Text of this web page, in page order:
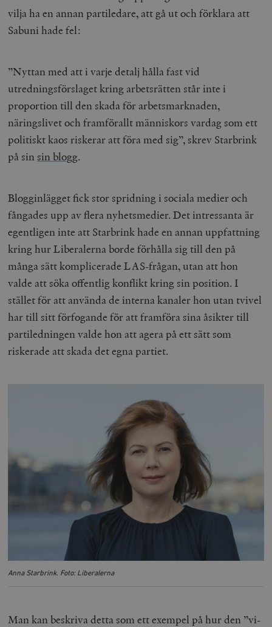
vilja ha en annan partiledare, att gå ut och förklara att
Sabuni hade fel:
”Nyttan med att i varje detalj hålla fast vid
utredningsförslaget kring arbetsrätten står inte i
proportion till den skada för arbetsmarknaden,
näringslivet och framförallt människors vardag som ett
politiskt kaos riskerar att föra med sig”, skrev Starbrink
på sin sin blogg.
Blogginlägget fick stor spridning i sociala medier och
fångades upp av flera nyhetsmedier. Det intressanta är
egentligen inte att Starbrink hade en annan uppfattning
kring hur Liberalerna borde förhålla sig till den på
många sätt komplicerade LAS-frågan, utan att hon
valde att söka offentlig konflikt kring sin position. I
stället för att använda de interna kanaler hon utan tvivel
har till sitt förfogande för att framföra sina åsikter till
partiledningen valde hon att agera på ett sätt som
riskerade att skada det egna partiet.
Anna Starbrink. Foto: Liberalerna
Man kan beskriva detta som ett exempel på hur den ”vi-